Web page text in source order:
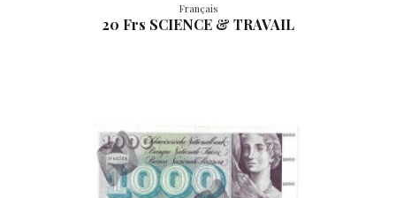
Français
20 Frs SCIENCE & TRAVAIL